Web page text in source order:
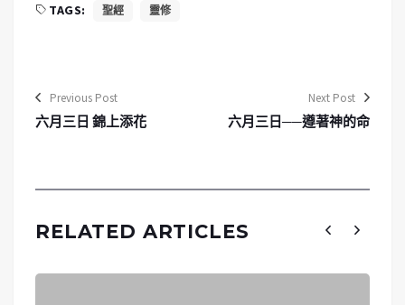
TAGS: 聖經 靈修
Previous Post
六月三日 錦上添花
Next Post
六月三日──遵著神的命
RELATED ARTICLES